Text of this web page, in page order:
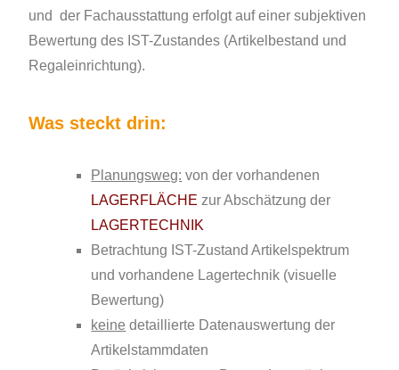
und der Fachausstattung erfolgt auf einer subjektiven
Bewertung des IST-Zustandes (Artikelbestand und
Regaleinrichtung).
Was steckt drin:
Planungsweg: von der vorhandenen
LAGERFLÄCHE zur Abschätzung der
LAGERTECHNIK
Betrachtung IST-Zustand Artikelspektrum
und vorhandene Lagertechnik (visuelle
Bewertung)
keine detaillierte Datenauswertung der
Artikelstammdaten